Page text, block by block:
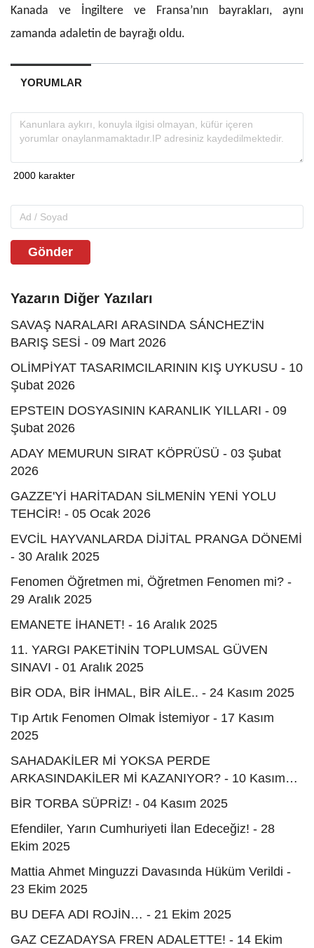
Kanada ve İngiltere ve Fransa’nın bayrakları, aynı
zamanda adaletin de bayrağı oldu.
YORUMLAR
Gönder
Yazarın Diğer Yazıları
SAVAŞ NARALARI ARASINDA SÁNCHEZ'İN
BARIŞ SESİ - 09 Mart 2026
OLİMPİYAT TASARIMCILARININ KIŞ UYKUSU - 10
Şubat 2026
EPSTEIN DOSYASININ KARANLIK YILLARI - 09
Şubat 2026
ADAY MEMURUN SIRAT KÖPRÜSÜ - 03 Şubat
2026
GAZZE'Yİ HARİTADAN SİLMENİN YENİ YOLU
TEHCİR! - 05 Ocak 2026
EVCİL HAYVANLARDA DİJİTAL PRANGA DÖNEMİ
- 30 Aralık 2025
Fenomen Öğretmen mi, Öğretmen Fenomen mi? -
29 Aralık 2025
EMANETE İHANET! - 16 Aralık 2025
11. YARGI PAKETİNİN TOPLUMSAL GÜVEN
SINAVI - 01 Aralık 2025
BİR ODA, BİR İHMAL, BİR AİLE.. - 24 Kasım 2025
Tıp Artık Fenomen Olmak İstemiyor - 17 Kasım
2025
SAHADAKİLER Mİ YOKSA PERDE
ARKASINDAKİLER Mİ KAZANIYOR? - 10 Kasım
2025
BİR TORBA SÜPRİZ! - 04 Kasım 2025
Efendiler, Yarın Cumhuriyeti İlan Edeceğiz! - 28
Ekim 2025
Mattia Ahmet Minguzzi Davasında Hüküm Verildi -
23 Ekim 2025
BU DEFA ADI ROJİN… - 21 Ekim 2025
GAZ CEZADAYSA FREN ADALETTE! - 14 Ekim